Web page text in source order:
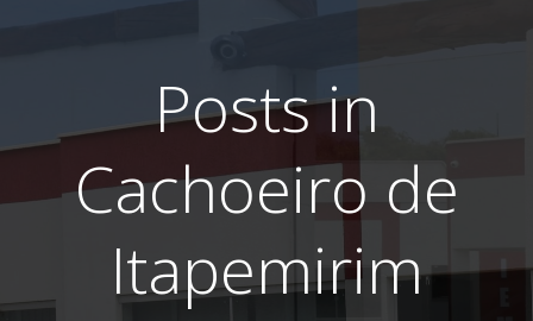
Posts in
Cachoeiro de
Itapemirim